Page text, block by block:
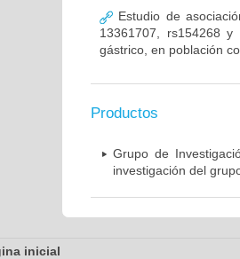
Estudio de
13361707, rs154268 y
gástrico, en población
Productos
Grupo de
investigación del
inicial